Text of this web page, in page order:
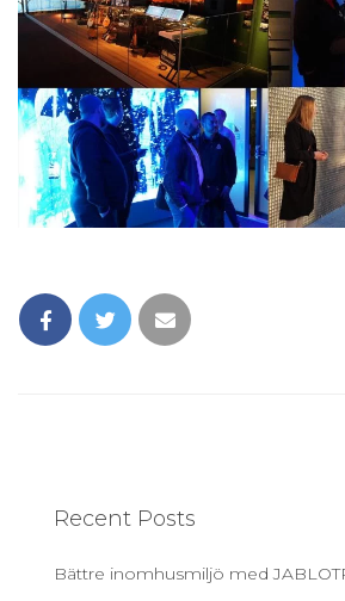
Recent Posts
Bättre inomhusmiljö med